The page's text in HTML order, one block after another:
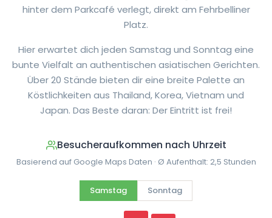
hinter dem Parkcafé verlegt, direkt am Fehrbelliner
Platz.
Hier erwartet dich jeden Samstag und Sonntag eine
bunte Vielfalt an authentischen asiatischen Gerichten.
Über 20 Stände bieten dir eine breite Palette an
Köstlichkeiten aus Thailand, Korea, Vietnam und
Japan. Das Beste daran: Der Eintritt ist frei!
Besucheraufkommen nach Uhrzeit
Basierend auf Google Maps Daten · Ø Aufenthalt: 2,5 Stunden
Samstag Sonntag